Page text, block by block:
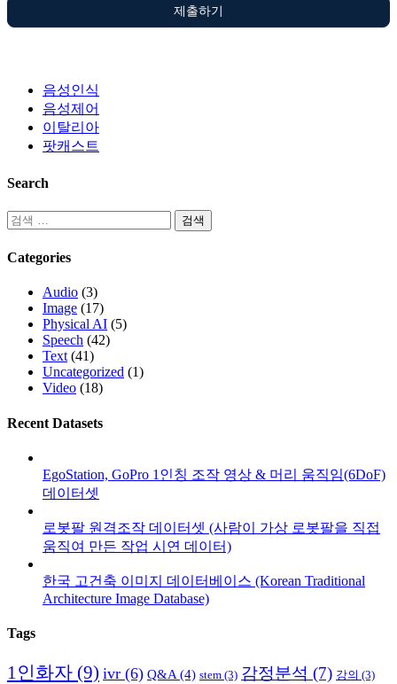
제출하기
음성인식
음성제어
이탈리아
팟캐스트
Search
Categories
Audio (3)
Image (17)
Physical AI (5)
Speech (42)
Text (41)
Uncategorized (1)
Video (18)
Recent Datasets
EgoStation, GoPro 1인칭 조작 영상 & 머리 움직임(6DoF)
데이터셋
로봇팔 원격조작 데이터셋 (사람이 가상 로봇팔을 직접
움직여 만든 작업 시연 데이터)
한국 고건축 이미지 데이터베이스 (Korean Traditional
Architecture Image Database)
Tags
1인화자 (9) ivr (6) Q&A(4) stem (3) 감정분석 (7) 강의 (3)